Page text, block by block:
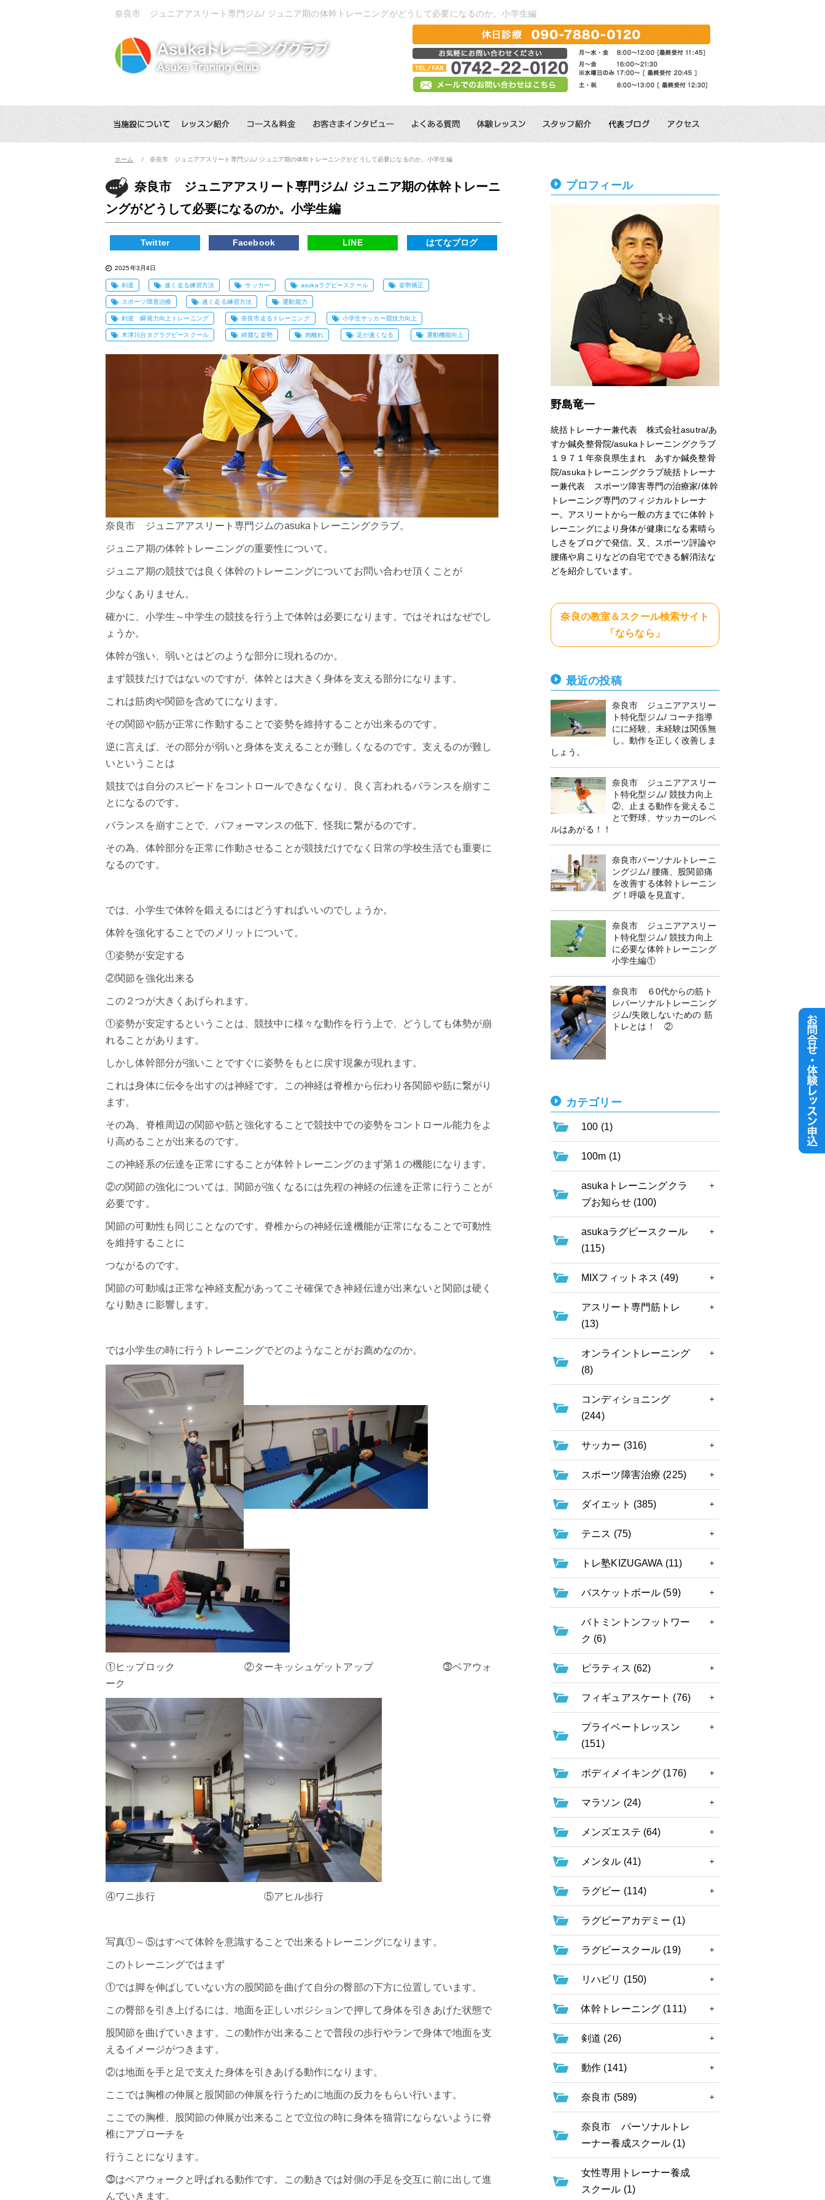
奈良市 ジュニアアスリート専門ジム/ ジュニア期の体幹トレーニングがどうして必要になるのか。小学生編
ホーム 奈良市 ジュニアアスリート専門ジム/ ジュニア期の体幹トレーニングがどうして必要になるのか。小学生編
奈良市 ジュニアアスリート専門ジム/ ジュニア期の体幹トレーニ
ングがどうして必要になるのか。小学生編
Twitter Facebook LINE はてなブログ
2025年3月4日
剣道 速く走る練習方法 サッカー asukaラグビースクール 姿勢矯正
スポーツ障害治療 速く走る練習方法 運動能力
剣道 瞬発力向上トレーニング 奈良市走るトレーニング 小学生サッカー競技力向上
木津川台タグラグビースクール 綺麗な姿勢 肉離れ 足が速くなる 運動機能向上
奈良市 ジュニアアスリート専門ジムのasukaトレーニングクラブ。
ジュニア期の体幹トレーニングの重要性について。
ジュニア期の競技では良く体幹のトレーニングについてお問い合わせ頂くことが
少なくありません。
確かに、小学生～中学生の競技を行う上で体幹は必要になります。ではそれはなぜでし
ょうか。
体幹が強い、弱いとはどのような部分に現れるのか。
まず競技だけではないのですが、体幹とは大きく身体を支える部分になります。
これは筋肉や関節を含めてになります。
その関節や筋が正常に作動することで姿勢を維持することが出来るのです。
逆に言えば、その部分が弱いと身体を支えることが難しくなるのです。支えるのが難し
いということは
競技では自分のスピードをコントロールできなくなり、良く言われるバランスを崩すこ
とになるのです。
バランスを崩すことで、パフォーマンスの低下、怪我に繋がるのです。
その為、体幹部分を正常に作動させることが競技だけでなく日常の学校生活でも重要に
なるのです。
では、小学生で体幹を鍛えるにはどうすればいいのでしょうか。
体幹を強化することでのメリットについて。
①姿勢が安定する
②関節を強化出来る
この２つが大きくあげられます。
①姿勢が安定するということは、競技中に様々な動作を行う上で、どうしても体勢が崩
れることがあります。
しかし体幹部分が強いことですぐに姿勢をもとに戻す現象が現れます。
これは身体に伝令を出すのは神経です。この神経は脊椎から伝わり各関節や筋に繋がり
ます。
その為、脊椎周辺の関節や筋と強化することで競技中での姿勢をコントロール能力をよ
り高めることが出来るのです。
この神経系の伝達を正常にすることが体幹トレーニングのまず第１の機能になります。
②の関節の強化については、関節が強くなるには先程の神経の伝達を正常に行うことが
必要です。
関節の可動性も同じことなのです。脊椎からの神経伝達機能が正常になることで可動性
を維持することに
つながるのです。
関節の可動域は正常な神経支配があってこそ確保でき神経伝達が出来ないと関節は硬く
なり動きに影響します。
では小学生の時に行うトレーニングでどのようなことがお薦めなのか。
①ヒップロック ②ターキッシュゲットアップ ⓷ベアウォ
ーク
④ワニ歩行 ⑤アヒル歩行
写真①～⑤はすべて体幹を意識することで出来るトレーニングになります。
このトレーニングではまず
①では脚を伸ばしていない方の股関節を曲げて自分の臀部の下方に位置しています。
この臀部を引き上げるには、地面を正しいポジションで押して身体を引きあげた状態で
股関節を曲げていきます。この動作が出来ることで普段の歩行やランで身体で地面を支
えるイメージがつきます。
②は地面を手と足で支えた身体を引きあげる動作になります。
ここでは胸椎の伸展と股関節の伸展を行うために地面の反力をもらい行います。
ここでの胸椎、股関節の伸展が出来ることで立位の時に身体を猫背にならないように脊
椎にアプローチを
行うことになります。
⓷はベアウォークと呼ばれる動作です。この動きでは対側の手足を交互に前に出して進
んでいきます。
プロフィール
野島竜一
統括トレーナー兼代表 株式会社asutra/あ
すか鍼灸整骨院/asukaトレーニングクラブ
１９７１年奈良県生まれ あすか鍼灸整骨
院/asukaトレーニングクラブ統括トレーナ
ー兼代表 スポーツ障害専門の治療家/体幹
トレーニング専門のフィジカルトレーナ
ー。アスリートから一般の方までに体幹ト
レーニングにより身体が健康になる素晴ら
しさをブログで発信。又、スポーツ評論や
腰痛や肩こりなどの自宅でできる解消法な
どを紹介しています。
奈良の教室＆スクール検索サイト
「ならなら」
最近の投稿
奈良市 ジュニアアスリー
ト特化型ジム/ コーチ指導
にに経験、未経験は関係無
し。動作を正しく改善しま
しょう。
奈良市 ジュニアアスリー
ト特化型ジム/ 競技力向上
②、止まる動作を覚えるこ
とで野球、サッカーのレベ
ルはあがる！！
奈良市パーソナルトレーニ
ングジム/ 腰痛、股関節痛
を改善する体幹トレーニン
グ！呼吸を見直す。
奈良市 ジュニアアスリー
ト特化型ジム/ 競技力向上
に必要な体幹トレーニング
小学生編①
奈良市 ６0代からの筋ト
レパーソナルトレーニング
ジム/失敗しないための 筋
トレとは！ ②
カテゴリー
100 (1)
100m (1)
asukaトレーニングクラ
ブお知らせ (100)
asukaラグビースクール
(115)
MIXフィットネス (49)
アスリート専門筋トレ
(13)
オンライントレーニング
(8)
コンディショニング
(244)
サッカー (316)
スポーツ障害治療 (225)
ダイエット (385)
テニス (75)
トレ塾KIZUGAWA (11)
バスケットボール (59)
バトミントンフットワー
ク (6)
ピラティス (62)
フィギュアスケート (76)
プライベートレッスン
(151)
ボディメイキング (176)
マラソン (24)
メンズエステ (64)
メンタル (41)
ラグビー (114)
ラグビーアカデミー (1)
ラグビースクール (19)
リハビリ (150)
体幹トレーニング (111)
剣道 (26)
動作 (141)
奈良市 (589)
奈良市 パーソナルトレ
ーナー養成スクール (1)
女性専用トレーナー養成
スクール (1)